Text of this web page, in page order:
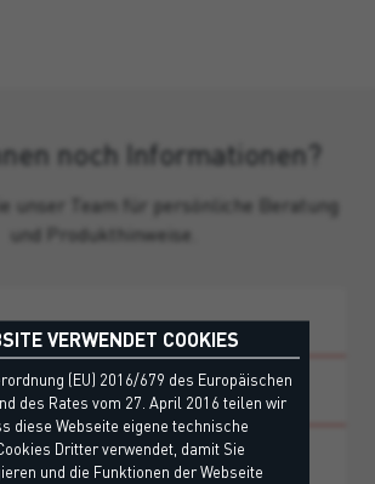
noch Informationen?
unser Team für persönliche Beratung
und Produkthinweise.
VERWENDET COOKIES
(EU) 2016/679 des Europäischen
des Rates vom 27. April 2016 teilen wir
diese Webseite eigene technische
Dritter verwendet, damit Sie
und die Funktionen der Webseite